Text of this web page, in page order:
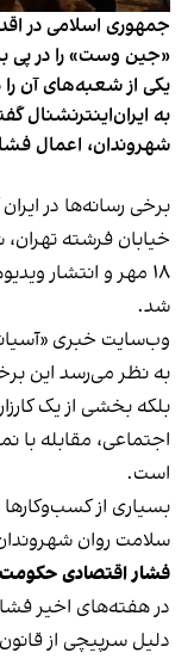
جمهوری اسلامی در
«جین وست» را در پی
یکی از شعبه‌های آن
به
شهروندان، اعمال
برخی رسانه‌ها در
۱۸ مهر و انتشار
شد.
وب‌سایت خبری
به نظر می‌رسد این
بلکه بخشی از یک
اجتماعی، مقابله با
است.
بسیاری از
سلامت روان
فشار اقتصادی حکومت
در هفته‌های اخیر
دلیل سرپیچی از